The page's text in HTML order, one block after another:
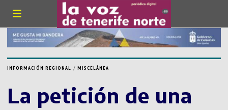
INFORMACIÓN REGIONAL / MISCELÁNEA
La petición de una